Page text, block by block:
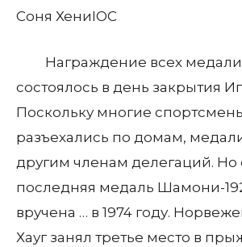
Соня ХениIOC
Награждение всех
состоялось в день закрытия
Поскольку многие
разъехались по домам,
другим членам делегаций. Но
последняя медаль Шамони-
вручена … в 1974 году.
Хауг занял третье место в